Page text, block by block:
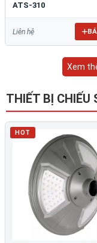
ATS-310
Liên hệ
Xem
THIẾT BỊ CHIẾU
HOT